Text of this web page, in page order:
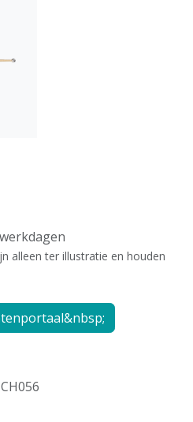
alleen ter illustratie en houden